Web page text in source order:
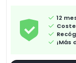
12
¡Más